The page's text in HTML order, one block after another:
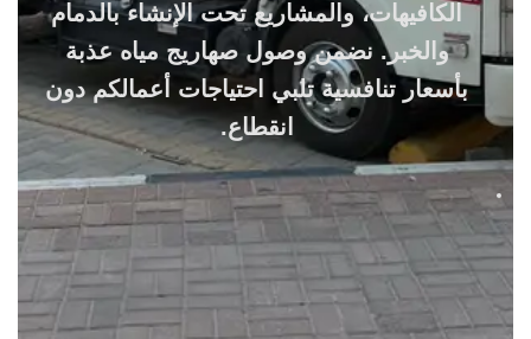
الكافيهات، والمشاريع تحت الإنشاء بالدمام
والخبر. نضمن وصول صهاريج مياه عذبة
بأسعار تنافسية تلبي احتياجات أعمالكم دون
انقطاع.